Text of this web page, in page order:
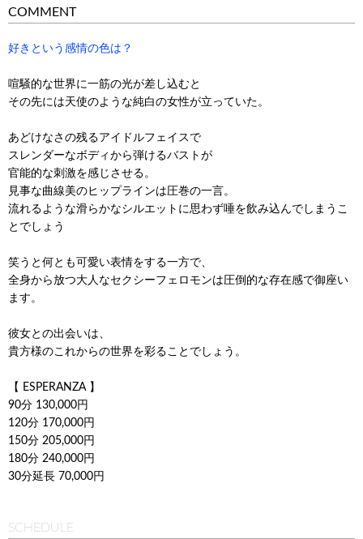
COMMENT
好きという感情の色は？
喧騒的な世界に一筋の光が差し込むと
その先には天使のような純白の女性が立っていた。
あどけなさの残るアイドルフェイスで
スレンダーなボディから弾けるバストが
官能的な刺激を感じさせる。
見事な曲線美のヒップラインは圧巻の一言。
流れるような滑らかなシルエットに思わず唾を飲み込んでしまうこ
とでしょう
笑うと何とも可愛い表情をする一方で、
全身から放つ大人なセクシーフェロモンは圧倒的な存在感で御座い
ます。
彼女との出会いは、
貴方様のこれからの世界を彩ることでしょう。
【 ESPERANZA 】
90分 130,000円
120分 170,000円
150分 205,000円
180分 240,000円
30分延長 70,000円
SCHEDULE